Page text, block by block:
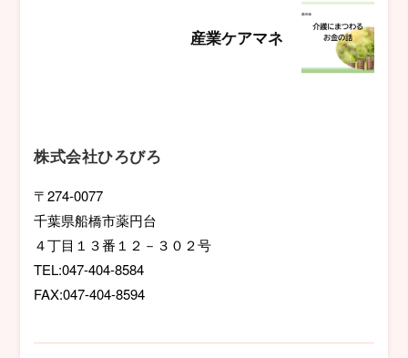
シ
ョ
ン
産業ケアマネ
株式会社ひろびろ
〒274-0077
千葉県船橋市薬円台
４丁目１３番１２－３０２号
TEL:047-404-8584
FAX:047-404-8594